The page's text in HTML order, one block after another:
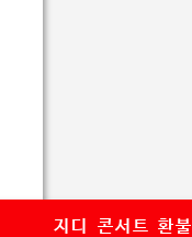
지디 콘서트 환불